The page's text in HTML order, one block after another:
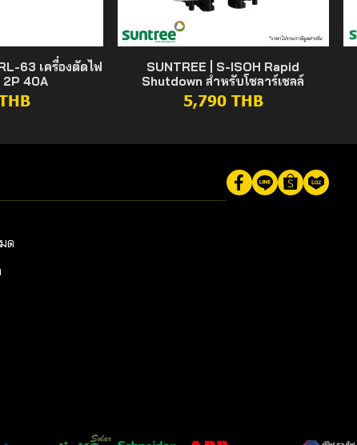
63 เครื่องตัดไฟ
2P 40A
SUNTREE | S-ISOH Rapid
Shutdown สำหรับโซลาร์เซลล์
5,790 THB
ด